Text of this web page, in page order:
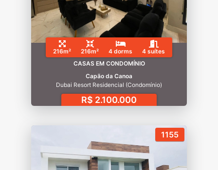
216m² 216m² 4 dorms
4 suítes
CASAS EM CONDOMÍNIO
Capão da Canoa
Dubai Resort Residencial (Condomínio)
R$ 2.100.000
1155